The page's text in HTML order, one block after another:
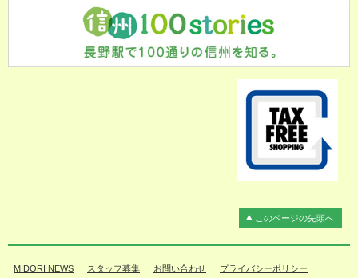
このページの先頭へ
MIDORI NEWS スタッフ募集 お問い合わせ プライバシーポリシー